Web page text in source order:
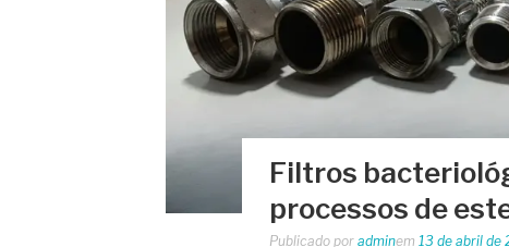
Filtros
processos de
Publicado por adminem 13 de abril de